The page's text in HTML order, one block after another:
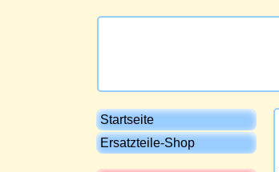
Startseite
Ersatzteile-Shop